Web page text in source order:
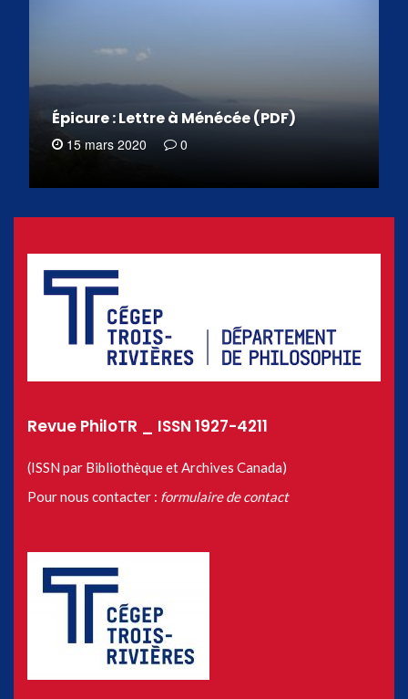
Épicure : Lettre à Ménécée (PDF)
15 mars 2020 0
Revue PhiloTR _ ISSN 1927-4211
(ISSN par Bibliothèque et Archives Canada)
Pour nous contacter : formulaire de contact